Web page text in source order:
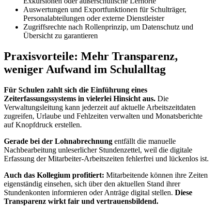
Auswertungen und Exportfunktionen für Schulträger,
Personalabteilungen oder externe Dienstleister
Zugriffsrechte nach Rollenprinzip, um Datenschutz und
Übersicht zu garantieren
Praxisvorteile: Mehr Transparenz,
weniger Aufwand im Schulalltag
Für Schulen zahlt sich die Einführung eines
Zeiterfassungssystems in vielerlei Hinsicht aus. Die
Verwaltungsleitung kann jederzeit auf aktuelle Arbeitszeitdaten
zugreifen, Urlaube und Fehlzeiten verwalten und Monatsberichte
auf Knopfdruck erstellen.
Gerade bei der Lohnabrechnung entfällt die manuelle
Nachbearbeitung unleserlicher Stundenzettel, weil die digitale
Erfassung der Mitarbeiter-Arbeitszeiten fehlerfrei und lückenlos ist.
Auch das Kollegium profitiert: Mitarbeitende können ihre Zeiten
eigenständig einsehen, sich über den aktuellen Stand ihrer
Stundenkonten informieren oder Anträge digital stellen. Diese
Transparenz wirkt fair und vertrauensbildend.